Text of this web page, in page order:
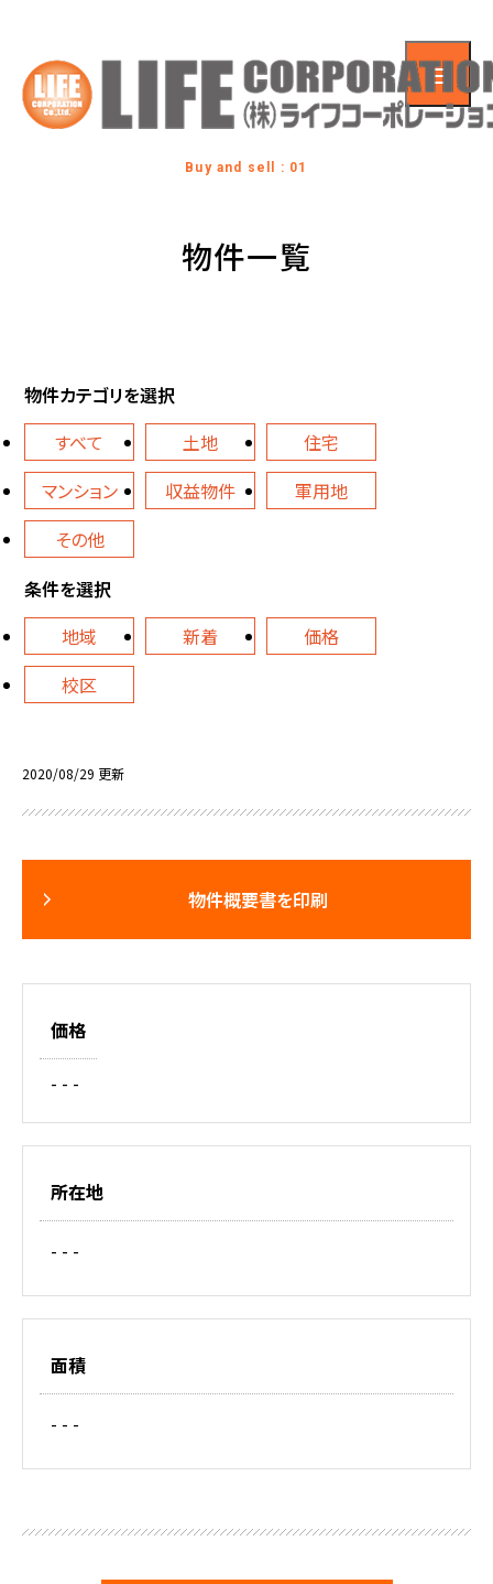
Buy and sell : 01
物件一覧
物件カテゴリを選択
すべて
土地
住宅
マンション
収益物件
軍用地
その他
条件を選択
地域
新着
価格
校区
2020/08/29 更新
物件概要書を印刷
価格
- - -
所在地
- - -
面積
- - -